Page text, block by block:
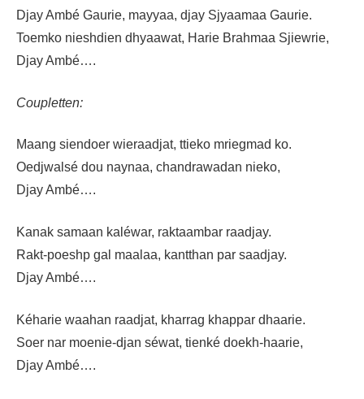
Djay Ambé Gaurie, mayyaa, djay Sjyaamaa Gaurie.
Toemko nieshdien dhyaawat, Harie Brahmaa Sjiewrie,
Djay Ambé….
Coupletten:
Maang siendoer wieraadjat, ttieko mriegmad ko.
Oedjwalsé dou naynaa, chandrawadan nieko,
Djay Ambé….
Kanak samaan kaléwar, raktaambar raadjay.
Rakt-poeshp gal maalaa, kantthan par saadjay.
Djay Ambé….
Kéharie waahan raadjat, kharrag khappar dhaarie.
Soer nar moenie-djan séwat, tienké doekh-haarie,
Djay Ambé….